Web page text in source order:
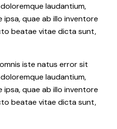
laudantium,
quae ab illo inventore
beatae vitae dicta sunt,
iste natus error sit
laudantium,
quae ab illo inventore
beatae vitae dicta sunt,